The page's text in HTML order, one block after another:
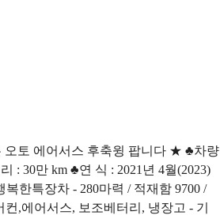
오토 에어서스 후축윙 팝니다 ★ ♣차량
: 30만 km ♣연 식 : 2021년 4월(2023)
한특장차 - 280마력 / 적재함 9700 /
,에어서스, 보조베터리, 냉장고 - 기